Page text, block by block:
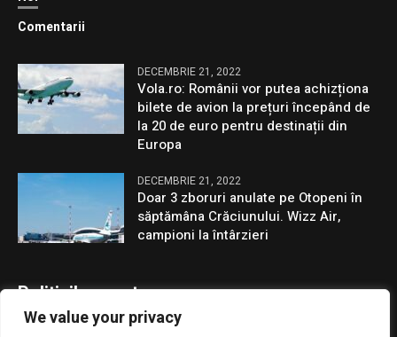
We value your privacy
Comentarii
DECEMBRIE 21, 2022
Vola.ro: Românii vor putea achizționa
bilete de avion la prețuri începând de
la 20 de euro pentru destinații din
Europa
DECEMBRIE 21, 2022
Doar 3 zboruri anulate pe Otopeni în
săptămâna Crăciunului. Wizz Air,
campioni la întârzieri
Politicile noastre